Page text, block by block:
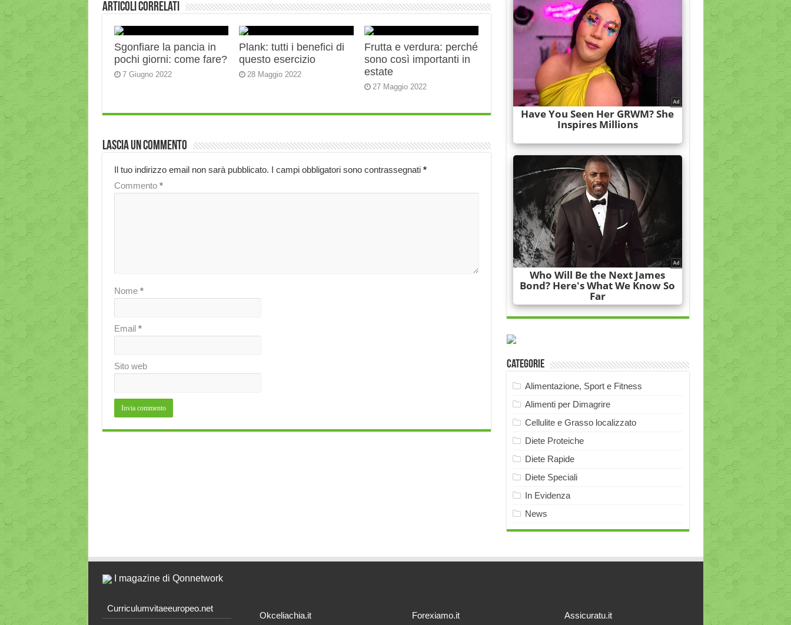
Articoli correlati
Sgonfiare la pancia in
pochi giorni: come fare?
7 Giugno 2022
Plank: tutti i benefici di
questo esercizio
28 Maggio 2022
Frutta e verdura: perché
sono così importanti in
estate
27 Maggio 2022
Lascia un commento
Il tuo indirizzo email non sarà pubblicato. I campi obbligatori sono contrassegnati *
Commento *
Nome *
Email *
Sito web Categorie
Alimentazione, Sport e Fitness
Alimenti per Dimagrire
Cellulite e Grasso localizzato
Diete Proteiche
Diete Rapide
Diete Speciali
In Evidenza
News
I magazine di Qonnetwork
Curriculumvitaeeuropeo.net
Okceliachia.it Forexiamo.it Assicuratu.it